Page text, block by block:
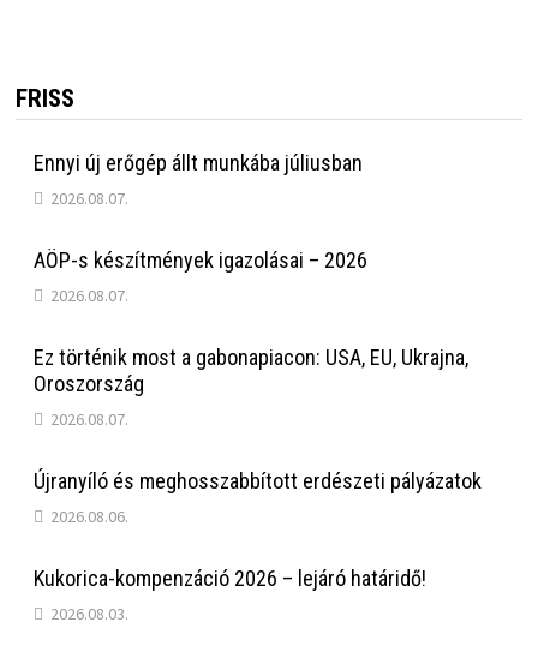
FRISS
Ennyi új erőgép állt munkába júliusban
2026.08.07.
AÖP-s készítmények igazolásai – 2026
2026.08.07.
Ez történik most a gabonapiacon: USA, EU, Ukrajna,
Oroszország
2026.08.07.
Újranyíló és meghosszabbított erdészeti pályázatok
2026.08.06.
Kukorica-kompenzáció 2026 – lejáró határidő!
2026.08.03.